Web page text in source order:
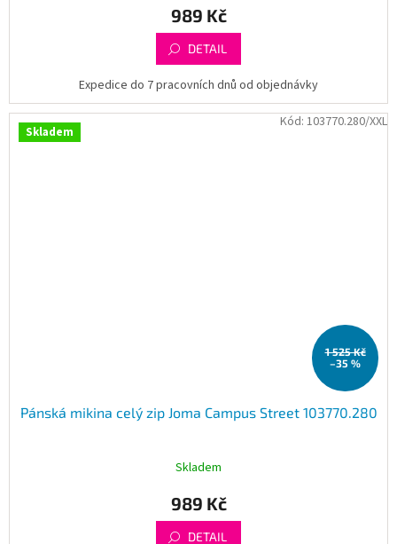
989 Kč
DETAIL
Expedice do 7 pracovních dnů od objednávky
Skladem
1 525 Kč
–35 %
Pánská mikina celý zip Joma Campus Street 103770.280
Skladem
989 Kč
DETAIL
Kód: 103770.280/XXL